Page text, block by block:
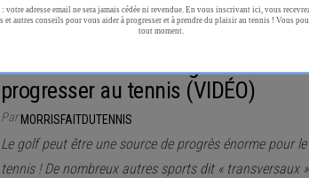
Astuce : Comment le golf aide à
progresser au tennis (VIDÉO)
ParMORRISFAITDUTENNIS
Le golf peut être une source de progrès énorme pour le
tennis ! De nombreux autres sports dit « transversaux »